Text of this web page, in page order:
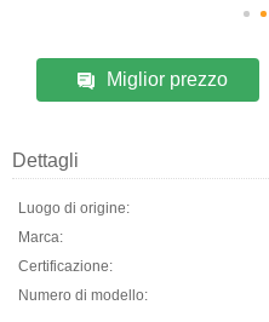
Miglior prezzo
Dettagli
Luogo di origine:
Marca:
Certificazione:
Numero di modello: